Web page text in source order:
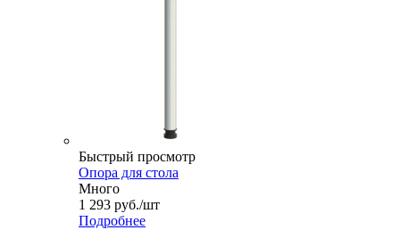
Быстрый просмотр
Опора для стола
Много
1 293 руб./шт
Подробнее